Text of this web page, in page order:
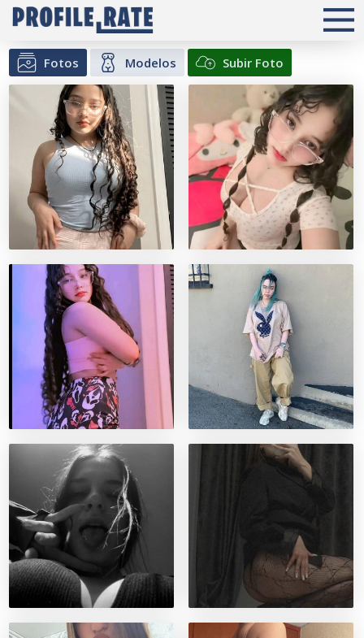
Fotos Modelos Subir Foto